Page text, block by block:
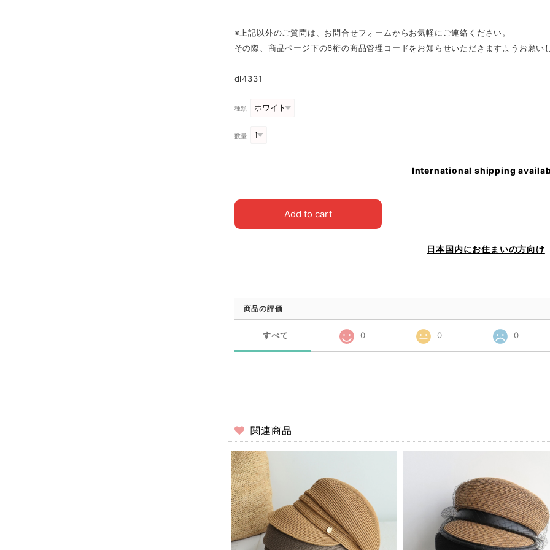
※上記以外のご質問は、お問合せフォームからお気軽にご連絡ください。
その際、商品ページ下の6桁の商品管理コードをお知らせいただきますようお願い
dl4331
種類
数量
International shipping
Add to cart
日本国内にお住まいの方向け
商品の評価
すべて 0 0 0
関連商品